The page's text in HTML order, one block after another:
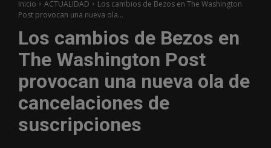
Inicio ACTUALIDAD
Los cambios de Bezos en The Washington
Post provocan una nueva ola...
Los cambios de Bezos en
The Washington Post
provocan una nueva ola de
cancelaciones de
suscripciones